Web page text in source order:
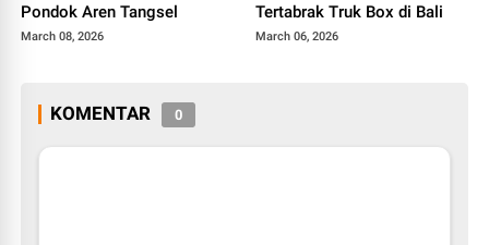
Pondok Aren Tangsel
March 08, 2026
Tertabrak Truk Box di Bali
March 06, 2026
KOMENTAR 0